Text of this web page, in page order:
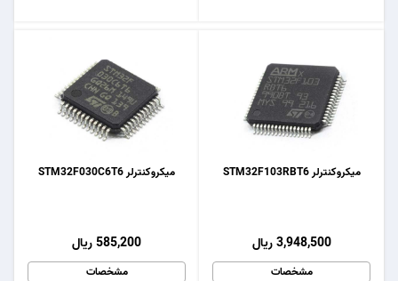
میکروکنترلر STM32F030C6T6
585,200 ریال
مشخصات
میکروکنترلر STM32F103RBT6
3,948,500 ریال
مشخصات